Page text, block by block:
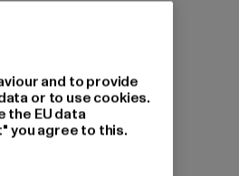
and to provide
or to use cookies.
the EU data
you agree to this.